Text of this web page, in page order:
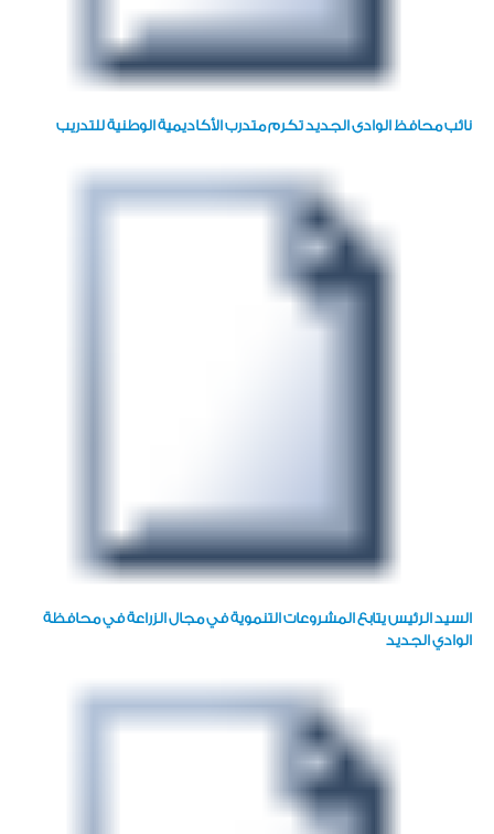
نائب محافظ الوادى الجديد تكرم متدرب الأكاديمية الوطنية للتدريب
السيد الرئيس يتابع المشروعات التنموية في مجال الزراعة في محافظة
الوادي الجديد